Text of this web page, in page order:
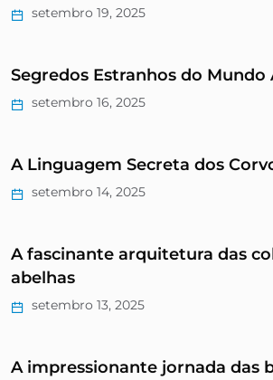
setembro 19, 2025
Segredos Estranhos do Mundo
setembro 16, 2025
A Linguagem Secreta dos
setembro 14, 2025
A fascinante arquitetura das
abelhas
setembro 13, 2025
A impressionante jornada das